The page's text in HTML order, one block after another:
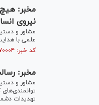
مخبر:
نیروی
مشاور و
علمی با
کد خبر: ۴۸۷۰۰۰۴ تاریخ انتشار : ۱۴۰۴/۰۹/۱۱
مخبر:
مشاور و
تهدیدات